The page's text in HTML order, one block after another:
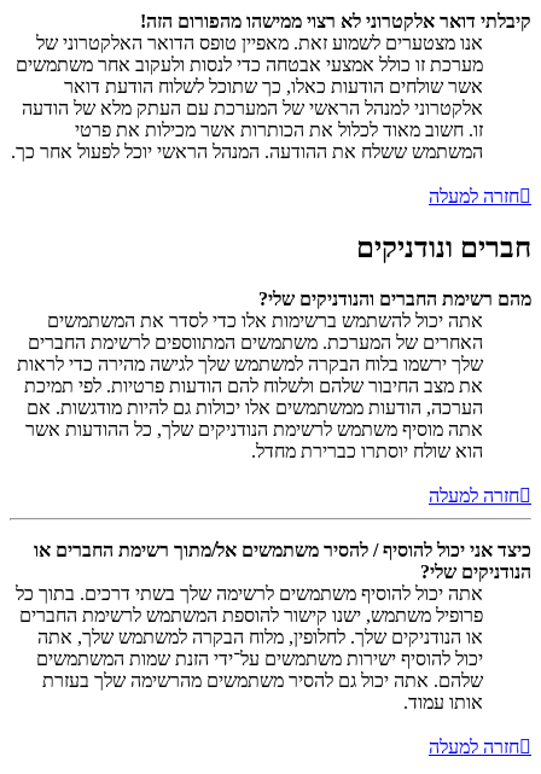
קיבלתי דואר אלקטרוני לא רצוי ממישהו מהפורום הזה!
אנו מצטערים לשמוע זאת. מאפיין טופס הדואר האלקטרוני של
מערכת זו כולל אמצעי אבטחה כדי לנסות ולעקוב אחר משתמשים
אשר שולחים הודעות כאלו, כך שתוכל לשלוח הודעת דואר
אלקטרוני למנהל הראשי של המערכת עם העתק מלא של הודעה
זו. חשוב מאוד לכלול את הכותרות אשר מכילות את פרטי
המשתמש ששלח את ההודעה. המנהל הראשי יוכל לפעול אחר כך.
חזרה למעלה
חברים ונודניקים
מהם רשימת החברים והנודניקים שלי?
אתה יכול להשתמש ברשימות אלו כדי לסדר את המשתמשים
האחרים של המערכת. משתמשים המתווספים לרשימת החברים
שלך ירשמו בלוח הבקרה למשתמש שלך לגישה מהירה כדי לראות
את מצב החיבור שלהם ולשלוח להם הודעות פרטיות. לפי תמיכת
הערכה, הודעות ממשתמשים אלו יכולות גם להיות מודגשות. אם
אתה מוסיף משתמש לרשימת הנודניקים שלך, כל ההודעות אשר
הוא שולח יוסתרו כברירת מחדל.
חזרה למעלה
כיצד אני יכול להוסיף / להסיר משתמשים אל/מתוך רשימת החברים או
הנודניקים שלי?
אתה יכול להוסיף משתמשים לרשימה שלך בשתי דרכים. בתוך כל
פרופיל משתמש, ישנו קישור להוספת המשתמש לרשימת החברים
או הנודניקים שלך. לחלופין, מלוח הבקרה למשתמש שלך, אתה
יכול להוסיף ישירות משתמשים על־ידי הזנת שמות המשתמשים
שלהם. אתה יכול גם להסיר משתמשים מהרשימה שלך בעזרת
אותו עמוד.
חזרה למעלה